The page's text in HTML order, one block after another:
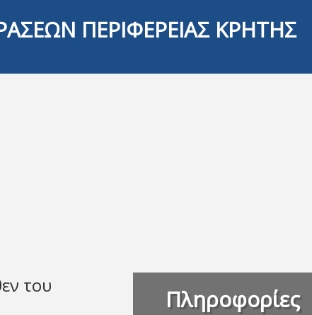
ΠΕΡΙΦΕΡΕΙΑΣ ΚΡΗΤΗΣ
του
Πληροφορίες